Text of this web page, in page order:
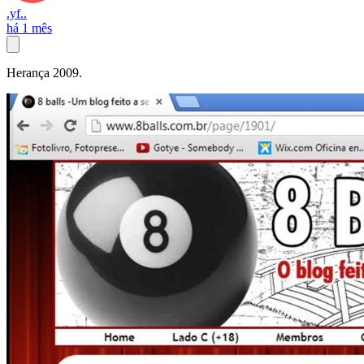
.yf..
há 1 mês
Herança 2009.